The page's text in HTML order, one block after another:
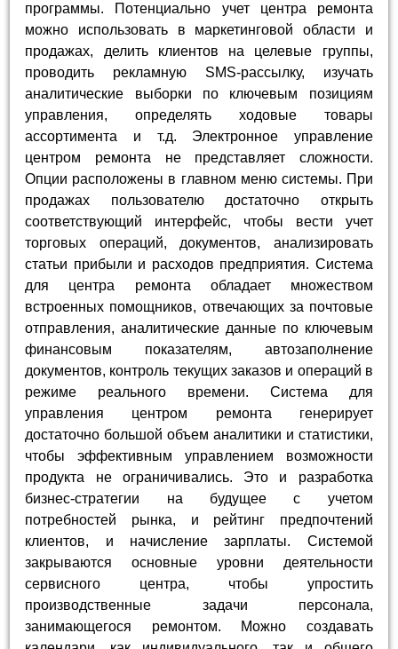
программы. Потенциально учет центра ремонта
можно использовать в маркетинговой области и
продажах, делить клиентов на целевые группы,
проводить рекламную SMS-рассылку, изучать
аналитические выборки по ключевым позициям
управления, определять ходовые товары
ассортимента и т.д. Электронное управление
центром ремонта не представляет сложности.
Опции расположены в главном меню системы. При
продажах пользователю достаточно открыть
соответствующий интерфейс, чтобы вести учет
торговых операций, документов, анализировать
статьи прибыли и расходов предприятия. Система
для центра ремонта обладает множеством
встроенных помощников, отвечающих за почтовые
отправления, аналитические данные по ключевым
финансовым показателям, автозаполнение
документов, контроль текущих заказов и операций в
режиме реального времени. Система для
управления центром ремонта генерирует
достаточно большой объем аналитики и статистики,
чтобы эффективным управлением возможности
продукта не ограничивались. Это и разработка
бизнес-стратегии на будущее с учетом
потребностей рынка, и рейтинг предпочтений
клиентов, и начисление зарплаты. Системой
закрываются основные уровни деятельности
сервисного центра, чтобы упростить
производственные задачи персонала,
занимающегося ремонтом. Можно создавать